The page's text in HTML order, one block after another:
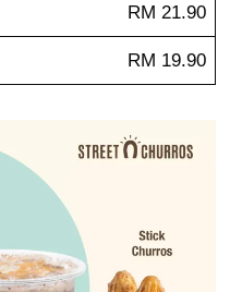
RM 21.90
RM 19.90